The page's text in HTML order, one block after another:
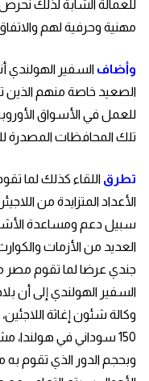
للعمالة الشابة لذلك
مهنية وحرفية لهم
وأضاف السفير
الصعيد خاصة منهم الذين
للعمل في الأسواق
تلك المحافظات المصدرة
تطرق اللقاء كذلك لما
الأعداد المتزايدة من
سبيل دعم ومساعدة
العديد من الأزمات
جندي عرضا لما تقوم مصر
السفير الهولندي إلى أن
وكالة شئون إغاثة
150 سوداني في هولندا،
وبحجم الدور الذي تقوم به